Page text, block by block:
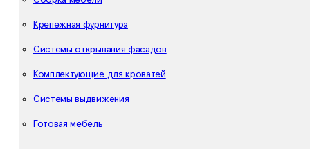
Крепежная фурнитура
Системы открывания фасадов
Комплектующие для кроватей
Системы выдвижения
Готовая мебель